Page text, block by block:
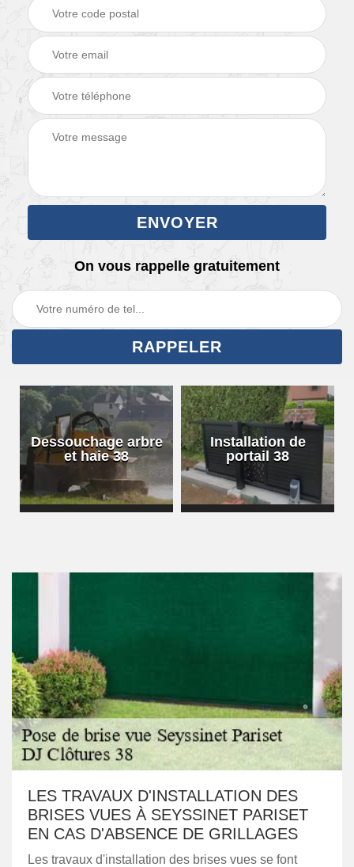
On vous rappelle gratuitement
Dessouchage arbre
et haie 38
Installation de
portail 38
LES TRAVAUX D'INSTALLATION DES
BRISES VUES À SEYSSINET PARISET
EN CAS D'ABSENCE DE GRILLAGES
Les travaux d'installation des brises vues se font